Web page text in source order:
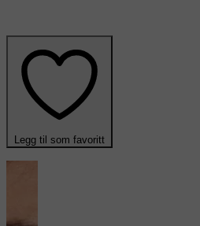
Legg til som favoritt